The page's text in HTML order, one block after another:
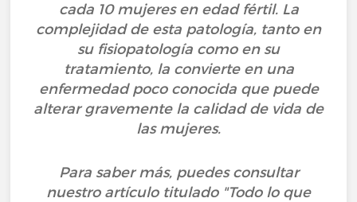
cada 10 mujeres en edad fértil. La
complejidad de esta patología, tanto en
su fisiopatología como en su
tratamiento, la convierte en una
enfermedad poco conocida que puede
alterar gravemente la calidad de vida de
las mujeres.
Para saber más, puedes consultar
nuestro artículo titulado "Todo lo que